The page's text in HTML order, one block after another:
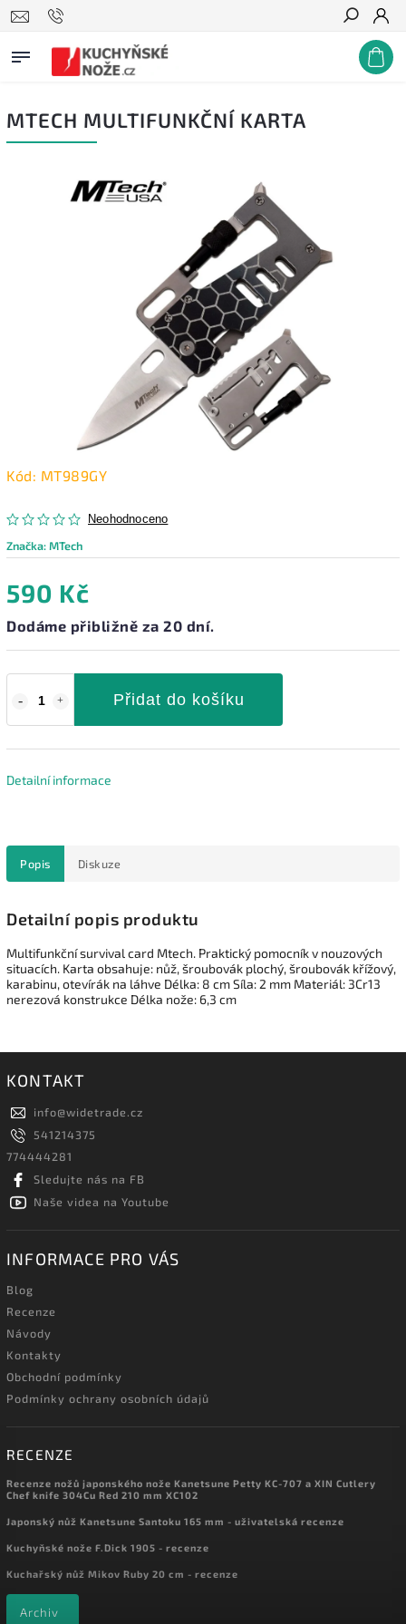
Hledat
MTECH MULTIFUNKČNÍ KARTA
Kód: MT989GY
Neohodnoceno
Značka:MTech
590 Kč
Dodáme přibližně za 20 dní.
Přidat do košíku
Detailní informace
Popis Diskuze
Detailní popis produktu
Multifunkční survival card Mtech. Praktický pomocník v nouzových
situacích. Karta obsahuje: nůž, šroubovák plochý, šroubovák křížový,
karabinu, otevírák na láhve Délka: 8 cm Síla: 2 mm Materiál: 3Cr13
nerezová konstrukce Délka nože: 6,3 cm
KONTAKT
info@widetrade.cz
541214375
774444281
Sledujte nás na FB
Naše videa na Youtube
INFORMACE PRO VÁS
Blog
Recenze
Návody
Kontakty
Obchodní podmínky
Podmínky ochrany osobních údajů
RECENZE
Recenze nožů japonského nože Kanetsune Petty KC-707 a XIN Cutlery
Chef knife 304Cu Red 210 mm XC102
Japonský nůž Kanetsune Santoku 165 mm - uživatelská recenze
Kuchyňské nože F.Dick 1905 - recenze
Kuchařský nůž Mikov Ruby 20 cm - recenze
Archiv